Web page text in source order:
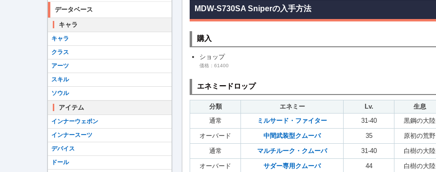
MDW-S730SA Sniperの入手方法
購入
ショップ
価格：61400
エネミードロップ
分類 エネミー Lv.
生息
通常
ミルサード・ファイター 31-40 黒鋼の大陸
オーバード 中間武装型クムーバ 35 原初の荒野
通常 マルチルーク・クムーバ 31-40 白樹の大陸
オーバード サダー専用クムーバ 44 白樹の大陸
データベース
キャラ
キャラ
クラス
アーツ
スキル
ソウル
アイテム
インナーウェポン
インナースーツ
デバイス
ドール